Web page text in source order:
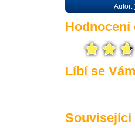
Autor:
Hodnocení
Líbí se
Související